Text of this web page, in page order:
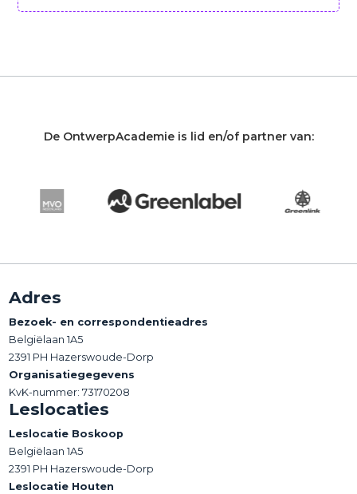
De OntwerpAcademie is lid en/of partner van:
Adres
Bezoek- en correspondentieadres
Belgiëlaan 1A5
2391 PH Hazerswoude-Dorp
Organisatiegegevens
KvK-nummer: 73170208
Leslocaties
Leslocatie Boskoop
Belgiëlaan 1A5
2391 PH Hazerswoude-Dorp
Leslocatie Houten